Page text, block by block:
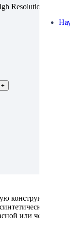
Resolution.
и
или черной –